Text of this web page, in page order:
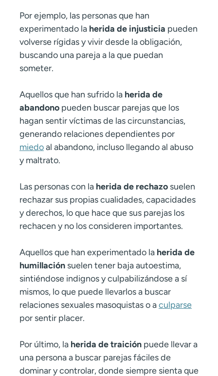
Por ejemplo, las personas que han
experimentado la herida de injusticia pueden
volverse rígidas y vivir desde la obligación,
buscando una pareja a la que puedan
someter.
Aquellos que han sufrido la herida de
abandono pueden buscar parejas que los
hagan sentir víctimas de las circunstancias,
generando relaciones dependientes por
miedoal abandono, incluso llegando al abuso
y maltrato.
Las personas con la herida de rechazo suelen
rechazar sus propias cualidades, capacidades
y derechos, lo que hace que sus parejas los
rechacen y no los consideren importantes.
Aquellos que han experimentado la herida de
humillación suelen tener baja autoestima,
sintiéndose indignos y culpabilizándose a sí
mismos, lo que puede llevarlos a buscar
relaciones sexuales masoquistas o aculparse
por sentir placer.
Por último, la herida de traición puede llevar a
una persona a buscar parejas fáciles de
dominar y controlar, donde siempre sienta que